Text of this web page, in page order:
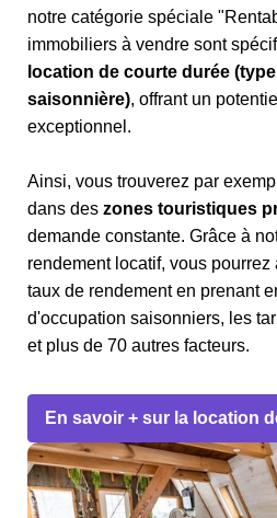
notre catégorie spéciale
immobiliers à vendre sont
location de courte durée
saisonnière), offrant un
exceptionnel.
Ainsi, vous trouverez par
dans des zones touristiques
demande constante. Grâce à
rendement locatif, vous
taux de rendement en prenant
d'occupation saisonniers, les
et plus de 70 autres facteurs.
En savoir + sur la location